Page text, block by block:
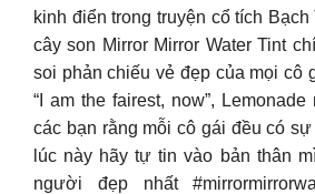
kinh điển trong truyện cổ tích
cây son Mirror Mirror Water Tint
soi phản chiếu vẻ đẹp của mọi cô
“I am the fairest, now”,
các bạn rằng mỗi cô gái đều có
lúc này hãy tự tin vào bản thân
người đẹp nhất